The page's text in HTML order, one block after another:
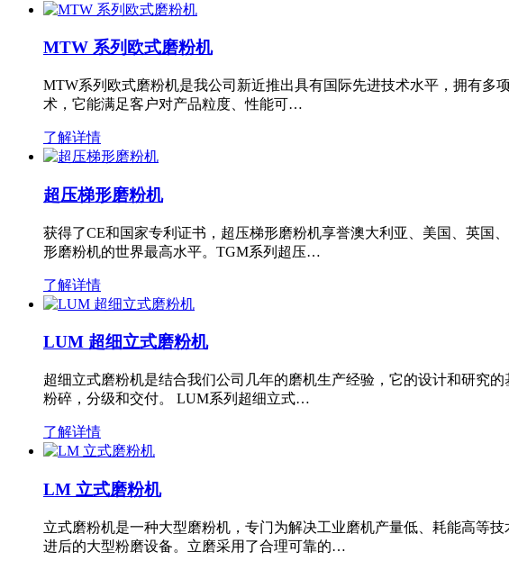
MTW 系列欧式磨粉机
MTW系列欧式磨粉机是我公司新近推出具有国际先进技术水平，拥有
术，它能满足客户对产品粒度、性能可…
了解详情
超压梯形磨粉机
获得了CE和国家专利证书，超压梯形磨粉机享誉澳大利亚、美国、英国
形磨粉机的世界最高水平。TGM系列超压…
了解详情
LUM 超细立式磨粉机
超细立式磨粉机是结合我们公司几年的磨机生产经验，它的设计和研究
粉碎，分级和交付。 LUM系列超细立式…
了解详情
LM 立式磨粉机
立式磨粉机是一种大型磨粉机，专门为解决工业磨机产量低、耗能高等
进后的大型粉磨设备。立磨采用了合理可靠的…